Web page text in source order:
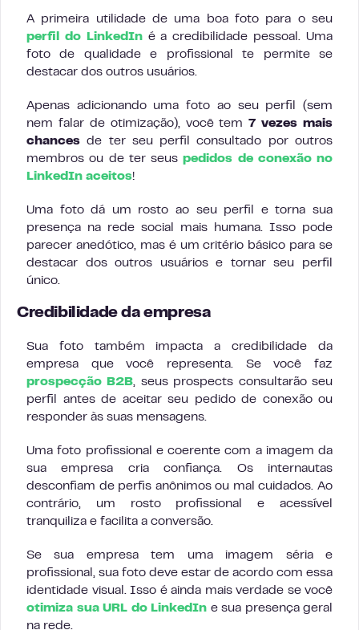
A primeira utilidade de uma boa foto para o seu
perfil do LinkedIné a credibilidade pessoal. Uma
foto de qualidade e profissional te permite se
destacar dos outros usuários.
Apenas adicionando uma foto ao seu perfil (sem
nem falar de otimização), você tem7 vezes mais
chances de ter seu perfil consultado por outros
membros ou de ter seuspedidos de conexão no
LinkedIn aceitos!
Uma foto dá um rosto ao seu perfil e torna sua
presença na rede social mais humana. Isso pode
parecer anedótico, mas é um critério básico para se
destacar dos outros usuários e tornar seu perfil
único.
Credibilidade da empresa
Sua foto também impacta a credibilidade da
empresa que você representa. Se você faz
prospecção B2B, seus prospects consultarão seu
perfil antes de aceitar seu pedido de conexão ou
responder às suas mensagens.
Uma foto profissional e coerente com a imagem da
sua empresa cria confiança. Os internautas
desconfiam de perfis anônimos ou mal cuidados. Ao
contrário, um rosto profissional e acessível
tranquiliza e facilita a conversão.
Se sua empresa tem uma imagem séria e
profissional, sua foto deve estar de acordo com essa
identidade visual. Isso é ainda mais verdade se você
otimiza sua URL do LinkedIn e sua presença geral
na rede.